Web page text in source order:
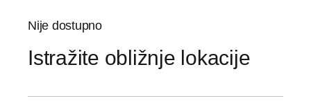
Nije dostupno
Istražite obližnje lokacije